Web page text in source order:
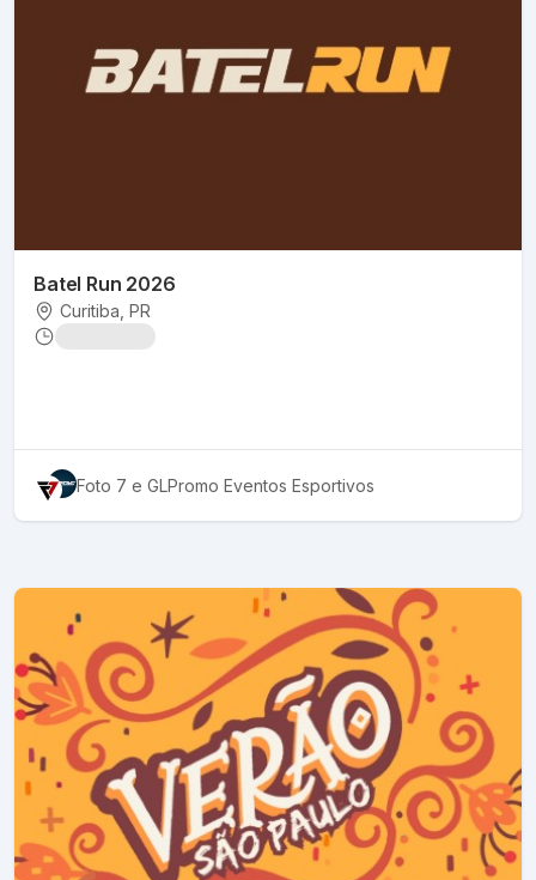
Batel Run 2026
Curitiba, PR
Foto 7 e GLPromo Eventos Esportivos